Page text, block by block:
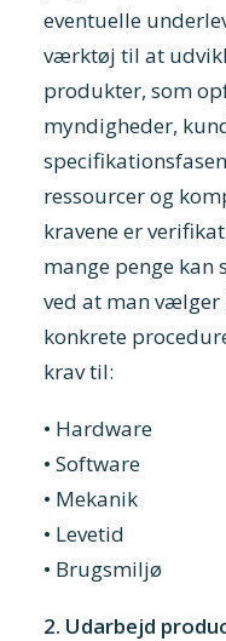
eventuelle
værktøj til at
produkter, som
myndigheder,
ressourcer og
kravene er
mange penge
ved at man vælger
konkrete
krav til:
• Hardware
• Software
• Mekanik
• Levetid
• Brugsmiljø
2. Udarbejd